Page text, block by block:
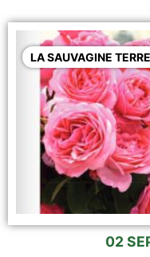
LA SAUVAGINE
02